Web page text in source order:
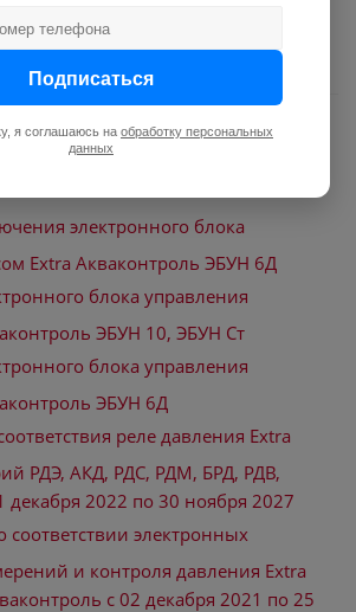
электронного блока
Extra Акваконтроль ЭБУН 6Д
блока управления
ЭБУН 10, ЭБУН Ст
блока управления
ЭБУН 6Д
реле давления Extra
РДЭ, АКД, РДС, РДМ, БРД, РДВ,
2022 по 30 ноября 2027
соответствии электронных
и контроля давления Extra
с 02 декабря 2021 по 25
Подписаться
я соглашаюсь на обработку персональных
данных